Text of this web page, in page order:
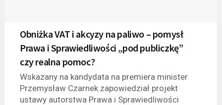
Obniżka VAT i akcyzy na paliwo – pomysł
Prawa i Sprawiedliwości „pod publiczkę”
czy realna pomoc?
Wskazany na kandydata na premiera minister
Przemysław Czarnek zapowiedział projekt
ustawy autorstwa Prawa i Sprawiedliwości